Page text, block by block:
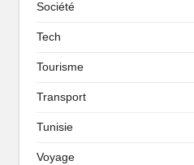
Société
Tech
Tourisme
Transport
Tunisie
Voyage